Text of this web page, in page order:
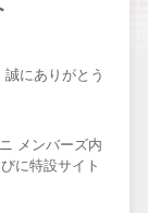
にありがとう
メンバーズ内
に特設サイト